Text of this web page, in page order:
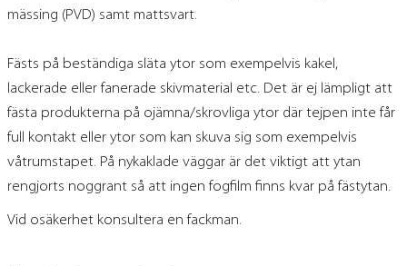
mässing (PVD) samt mattsvart.
Fästs på beständiga släta ytor som exempelvis kakel,
lackerade eller fanerade skivmaterial etc. Det är ej lämpligt att
fästa produkterna på ojämna/skrovliga ytor där tejpen inte får
full kontakt eller ytor som kan skuva sig som exempelvis
våtrumstapet. På nykaklade väggar är det viktigt att ytan
rengjorts noggrant så att ingen fogfilm finns kvar på fästytan.
Vid osäkerhet konsultera en fackman.